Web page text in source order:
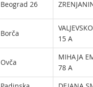
Beograd 26
Borča
15 A
Ovča
MIHAJA
78 A